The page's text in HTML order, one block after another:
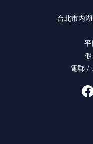
台北市內
電郵 /